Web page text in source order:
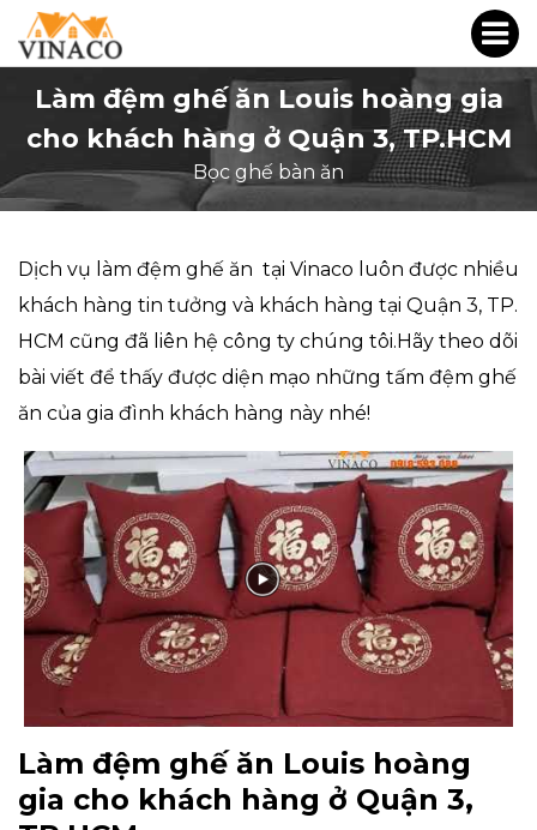
Làm đệm ghế ăn Louis hoàng gia
cho khách hàng ở Quận 3, TP.HCM
Bọc ghế bàn ăn
Dịch vụ làm đệm ghế ăn tại Vinaco luôn được nhiều
khách hàng tin tưởng và khách hàng tại Quận 3, TP.
HCM cũng đã liên hệ công ty chúng tôi.Hãy theo dõi
bài viết để thấy được diện mạo những tấm đệm ghế
ăn của gia đình khách hàng này nhé!
Làm đệm ghế ăn Louis hoàng
gia cho khách hàng ở Quận 3,